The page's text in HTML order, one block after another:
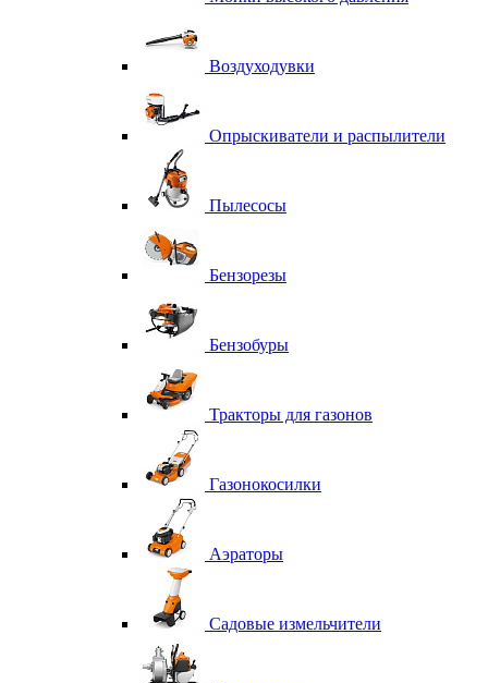
Воздуходувки
Опрыскиватели и распылители
Пылесосы
Бензорезы
Бензобуры
Тракторы для газонов
Газонокосилки
Аэраторы
Садовые измельчители